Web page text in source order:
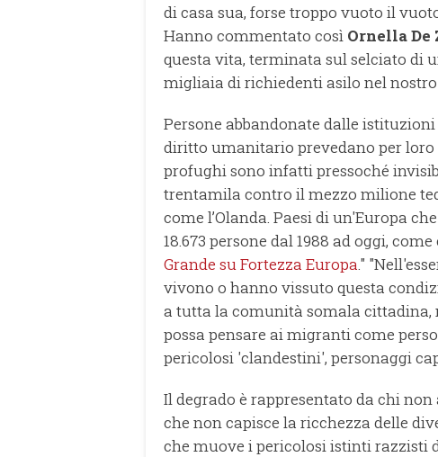
di casa sua, forse troppo vuoto il
Hanno commentato così Ornella
questa vita, terminata sul selciato di
migliaia di richiedenti asilo nel
Persone abbandonate dalle
diritto umanitario prevedano per
profughi sono infatti pressoché
trentamila contro il mezzo milione
come l’Olanda. Paesi di un'Europa
18.673 persone dal 1988 ad oggi,
Grande su Fortezza Europa."
vivono o hanno vissuto questa
a tutta la comunità somala cittadina,
possa pensare ai migranti come
pericolosi 'clandestini', personaggi
Il degrado è rappresentato da chi
che non capisce la ricchezza delle
che muove i pericolosi istinti razzisti